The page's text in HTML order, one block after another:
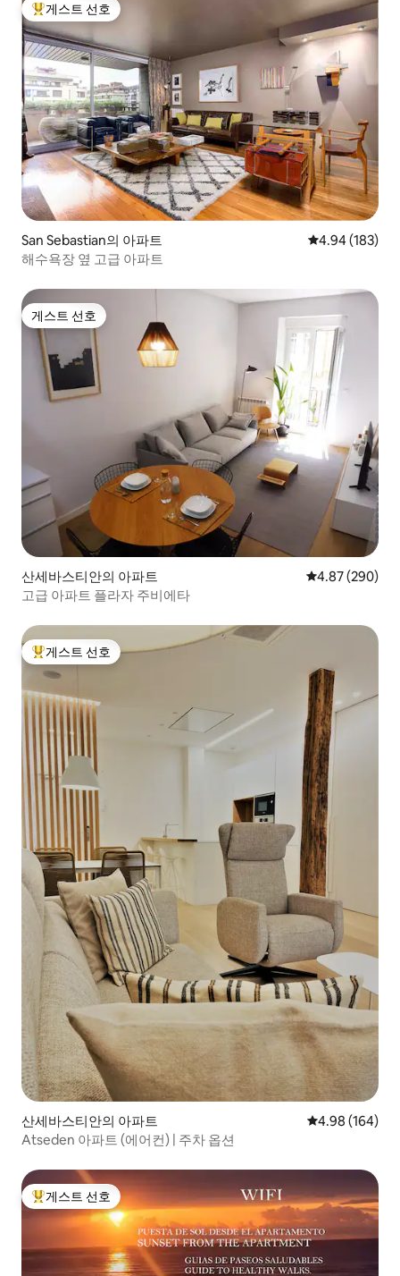
상위 게스트 선호
게스트 선호
San Sebastian의 아파트 평점 4.94점(5
4.94 (183)
해수욕장 옆 고급 아파트
게스트 선호
게스트 선호
산세바스티안의 아파트 평점 4.87점(5
4.87 (290)
고급 아파트 플라자 주비에타
상위 게스트 선호
게스트 선호
산세바스티안의 아파트 평점 4.98점(5
4.98 (164)
Atseden 아파트 (에어컨) | 주차 옵션
상위 게스트 선호
게스트 선호